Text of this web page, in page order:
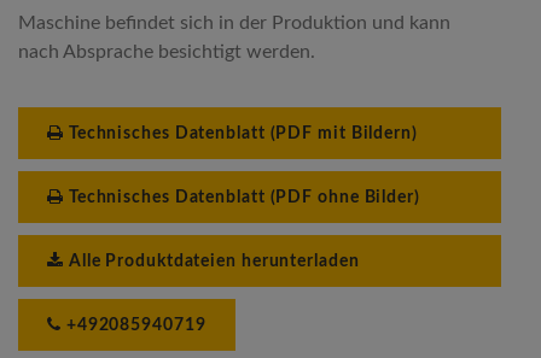
Maschine befindet sich in der Produktion und kann
nach Absprache besichtigt werden.
Technisches Datenblatt (PDF mit Bildern)
Technisches Datenblatt (PDF ohne Bilder)
Alle Produktdateien herunterladen
+492085940719